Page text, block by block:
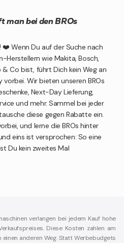
man bei den BROs
❤️ Wenn Du auf der Suche nach
Herstellern wie Makita, Bosch,
Co bist, führt Dich kein Weg an
vorbei. Wir bieten unseren BROs
Next-Day Lieferung,
und mehr. Sammel bei jeder
diese gegen Rabatte ein.
und lerne die BROs hinter
eins ist versprochen: So eine
Du kein zweites Mal
verlangen bei jedem Kauf hohe
Diese Kosten zahlen am
einen anderen Weg: Statt Werbebudgets